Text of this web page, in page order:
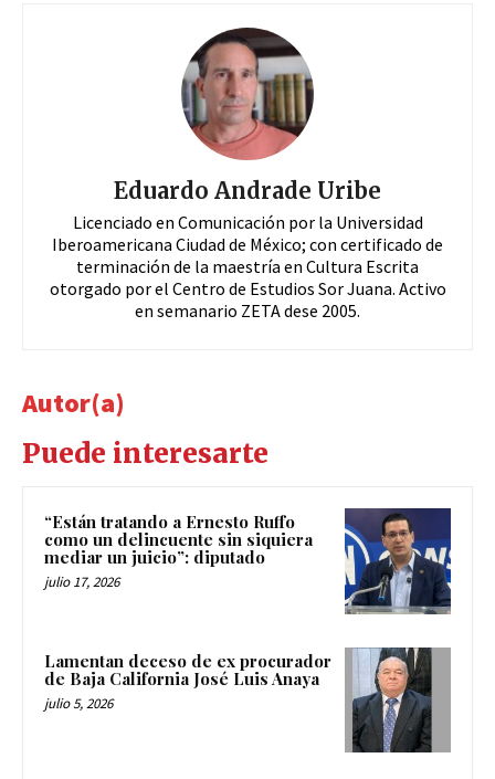
Eduardo Andrade Uribe
Licenciado en Comunicación por la Universidad
Iberoamericana Ciudad de México; con certificado de
terminación de la maestría en Cultura Escrita
otorgado por el Centro de Estudios Sor Juana. Activo
en semanario ZETA dese 2005.
Autor(a)
Puede interesarte
“Están tratando a Ernesto Ruffo
como un delincuente sin siquiera
mediar un juicio”: diputado
julio 17, 2026
Lamentan deceso de ex procurador
de Baja California José Luis Anaya
julio 5, 2026